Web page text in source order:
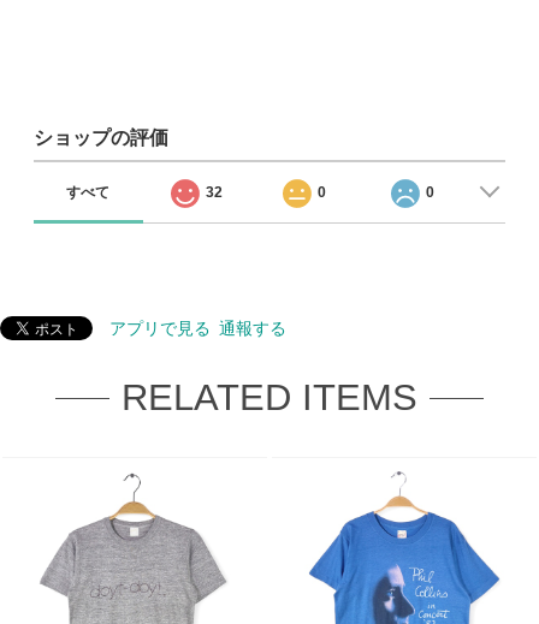
ショップの評価
すべて 32 0 0
アプリで見る 通報する
RELATED ITEMS